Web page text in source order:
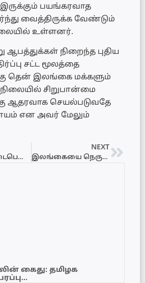
பயங்கரவாத
வைத்திருக்க வேண்டும்
உள்ளனர்.
நிறைந்த புதிய
சட்ட மூலத்தை
தென் இலங்கை மக்களும்
சிறுபான்மை
ஆதரவாக செயல்படுவதே
என அவர் மேலும்
சிலருடன் நடைபெறும் போராட்டம் அரசாங்கத்திற்கு அழுத்தத்தை வழங்காது – சித்தார்த்தன் எம்பி தெரிவிப்பு
NEXT
இலங்கையை நெருங்கும் சூறாவளி – 5 மாவட்டங்களுக்கு மண்சரிவு அபாய எச்சரிக்கை
கைது: தமிழக